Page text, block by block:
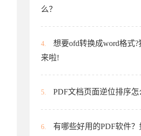
么？
4.
想要ofd转换成word格式?
来啦!
5. PDF文档页面逆位排序怎
6.
有哪些好用的PDF软件